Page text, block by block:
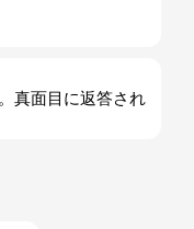
真面目に返答され